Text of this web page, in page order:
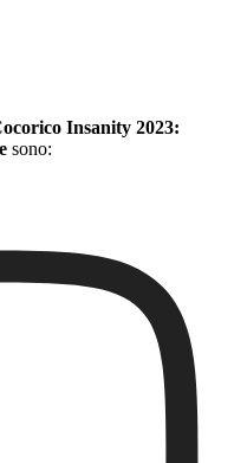
Insanity 2023:
sono: